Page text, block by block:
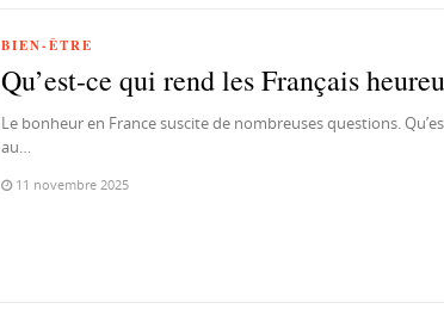
BIEN-ÊTRE
​Qu’est-ce qui rend les Français
Le bonheur en France suscite de nombreuses questions.
au…
11 novembre 2025